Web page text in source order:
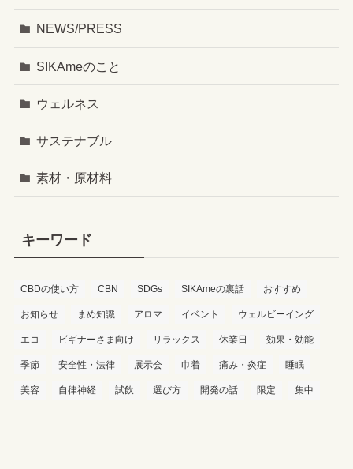
NEWS/PRESS
SIKAmeのこと
ウェルネス
サステナブル
素材・原材料
キーワード
CBDの使い方 CBN SDGs SIKAmeの裏話 おすすめ
お知らせ まめ知識 アロマ イベント ウェルビーイング
エコ ビギナーさま向け リラックス 休業日 効果・効能
季節 安全性・法律 展示会 巾着 痛み・炎症 睡眠
美容 自律神経 試飲 選び方 開発の話 限定 集中